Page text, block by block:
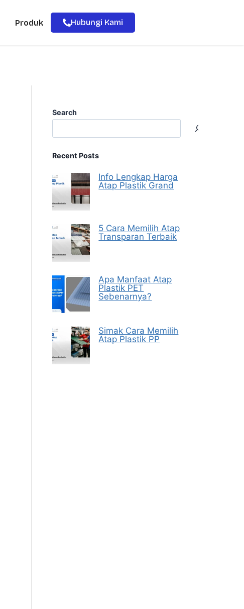
Produk Hubungi Kami
Search
Recent Posts
Info Lengkap Harga
Atap Plastik Grand
5 Cara Memilih Atap
Transparan Terbaik
Apa Manfaat Atap
Plastik PET
Sebenarnya?
Simak Cara Memilih
Atap Plastik PP